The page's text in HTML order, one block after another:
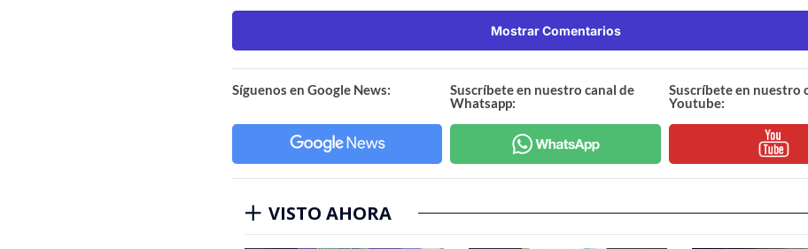
Mostrar Comentarios
Síguenos en Google News:
Suscríbete en nuestro canal de
Whatsapp:
Suscríbete en nuestro
Youtube:
VISTO AHORA